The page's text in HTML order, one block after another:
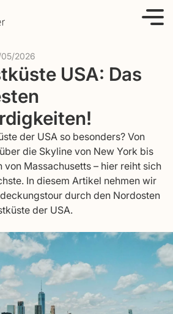
2026
USA: Das
der USA so besonders? Von
die Skyline von New York bis
von Massachusetts – hier reiht sich
In diesem Artikel nehmen wir
durch den Nordosten
der USA.